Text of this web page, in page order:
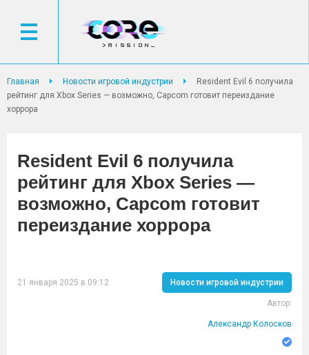
Главная Новости игровой индустрии
Resident Evil 6 получила
рейтинг для Xbox Series — возможно, Capcom готовит переиздание
хоррора
Resident Evil 6 получила
рейтинг для Xbox Series —
возможно, Capcom готовит
переиздание хоррора
21 января 2025 в 09:12 Новости игровой индустрии
Автор:
Александр Колосков